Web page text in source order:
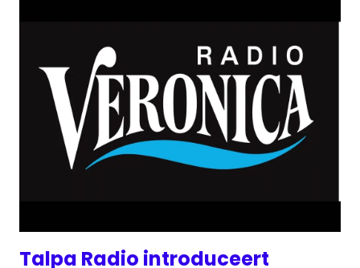
Talpa Radio introduceert